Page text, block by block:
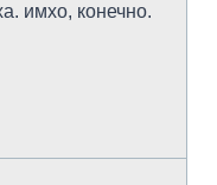
имхо, конечно.